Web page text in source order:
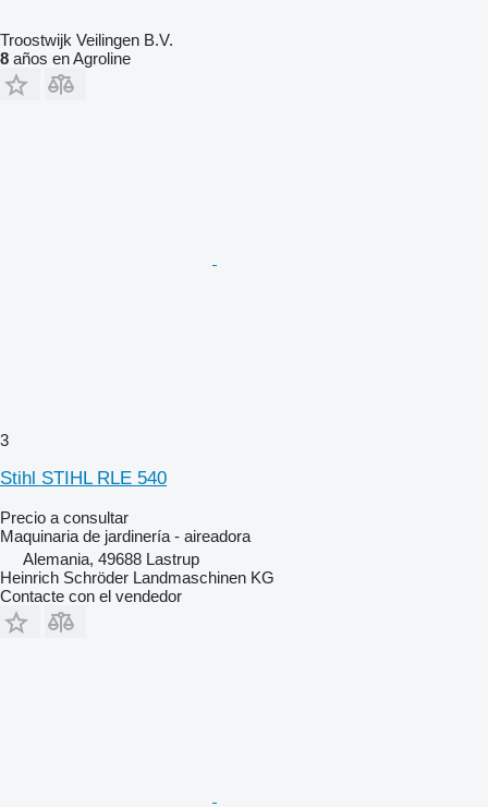
Troostwijk Veilingen B.V.
8 años en Agroline
3
Stihl STIHL RLE 540
Precio a consultar
Maquinaria de jardinería - aireadora
Alemania, 49688 Lastrup
Heinrich Schröder Landmaschinen KG
Contacte con el vendedor